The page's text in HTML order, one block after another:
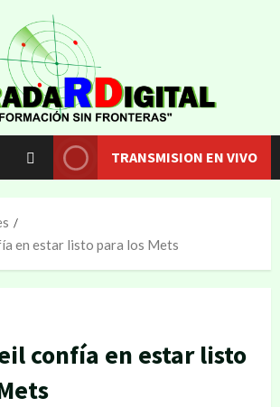
TRANSMISION EN VIVO
en estar listo para los Mets
confía en estar listo